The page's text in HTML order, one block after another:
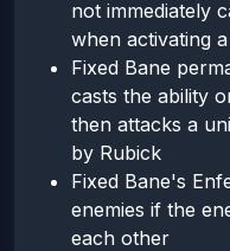
not immediately
when activating
Fixed Bane
casts the ability
then attacks a
by Rubick
Fixed Bane's
enemies if the
each other